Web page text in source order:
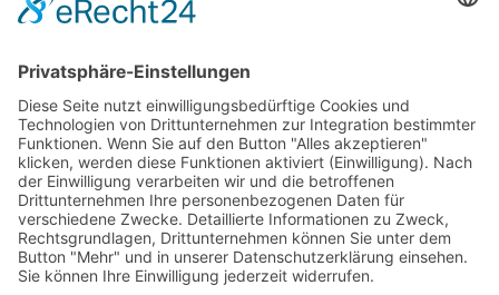
Nützliche Links
Beratungsstellen suchen
Produkte
2D Rundgang